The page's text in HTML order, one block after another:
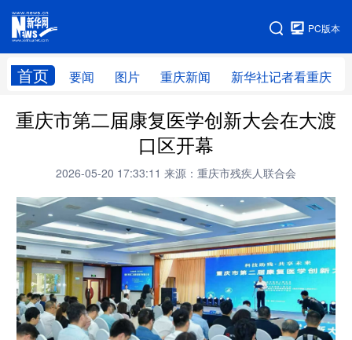
PC版本
首页 要闻 图片 重庆新闻 新华社记者看重庆
网站地图
重庆市第二届康复医学创新大会在大渡
口区开幕
2026-05-20 17:33:11 来源：重庆市残疾人联合会